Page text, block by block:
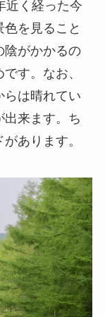
近く経った今
を見ること
陰がかかるの
す。なお、
らは晴れてい
来ます。ち
あります。